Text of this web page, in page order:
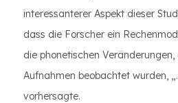
interessanterer Aspekt dieser
dass die Forscher ein
die phonetischen
Aufnahmen beobachtet wurden,
vorhersagte.